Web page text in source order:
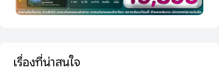
เรื่องที่น่าสนใจ